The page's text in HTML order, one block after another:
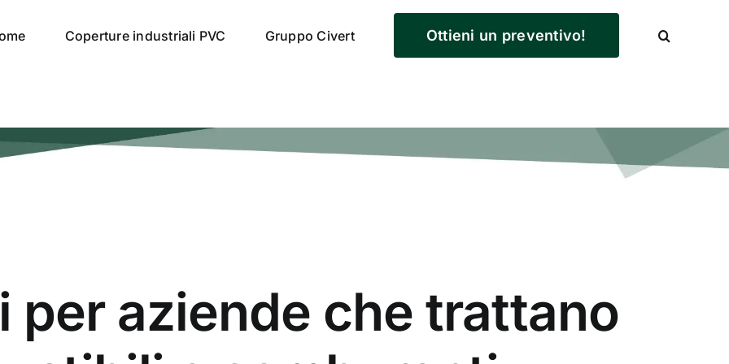
Coperture industriali PVC Gruppo Civert Ottieni un preventivo!
per aziende che trattano